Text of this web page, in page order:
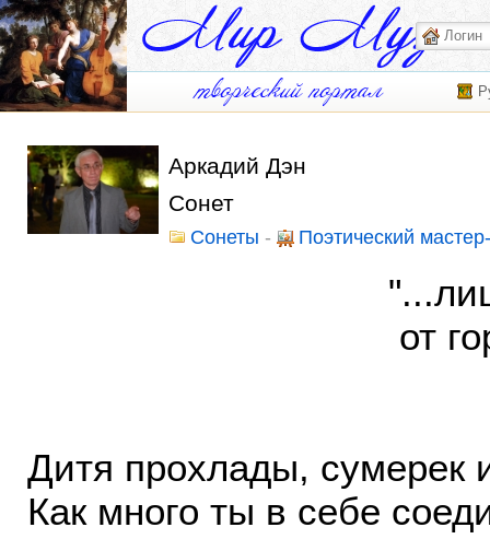
Аркадий Дэн
Сонет
Сонеты - Поэтический
"...лишь одна
от горечи
Дитя прохлады, сумерек
Как много ты в себе